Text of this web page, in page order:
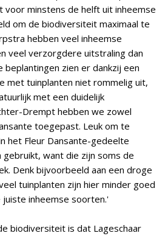
voor minstens de helft uit inheemse
om de biodiversiteit maximaal te
hebben veel inheemse
veel verzorgdere uitstraling dan
beplantingen zien er dankzij een
met tuinplanten niet rommelig uit,
met een duidelijk
Drempt hebben we zowel
toegepast. Leuk om te
het Fleur Dansante-gedeelte
want die zijn soms de
Denk bijvoorbeeld aan een droge
tuinplanten zijn hier minder goed
juiste inheemse soorten.'
biodiversiteit is dat Lageschaar